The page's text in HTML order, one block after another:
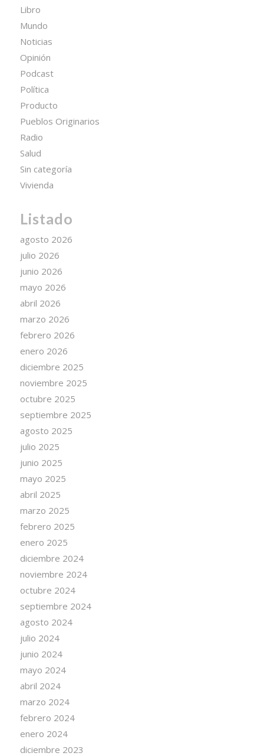
Libro
Mundo
Noticias
Opinión
Podcast
Política
Producto
Pueblos Originarios
Radio
Salud
Sin categoría
Vivienda
Listado
agosto 2026
julio 2026
junio 2026
mayo 2026
abril 2026
marzo 2026
febrero 2026
enero 2026
diciembre 2025
noviembre 2025
octubre 2025
septiembre 2025
agosto 2025
julio 2025
junio 2025
mayo 2025
abril 2025
marzo 2025
febrero 2025
enero 2025
diciembre 2024
noviembre 2024
octubre 2024
septiembre 2024
agosto 2024
julio 2024
junio 2024
mayo 2024
abril 2024
marzo 2024
febrero 2024
enero 2024
diciembre 2023